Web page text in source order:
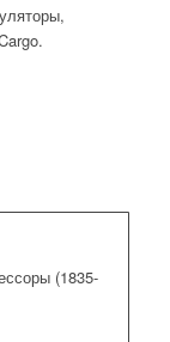
(1835-